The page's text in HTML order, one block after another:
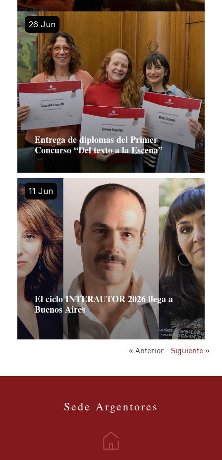
26 Jun
Entrega de diplomas del Primer
Concurso “Del texto a la Escena”
11 Jun
El ciclo INTERAUTOR 2026 llega a
Buenos Aires
« Anterior Siguiente »
Sede Argentores